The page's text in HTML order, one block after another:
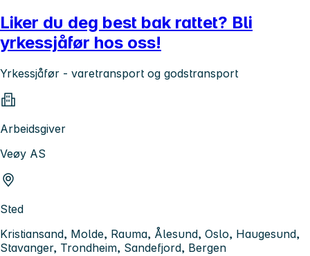
Liker du deg best bak rattet? Bli
yrkessjåfør hos oss!
Yrkessjåfør - varetransport og godstransport
Arbeidsgiver
Veøy AS
Sted
Kristiansand, Molde, Rauma, Ålesund, Oslo, Haugesund,
Stavanger, Trondheim, Sandefjord, Bergen